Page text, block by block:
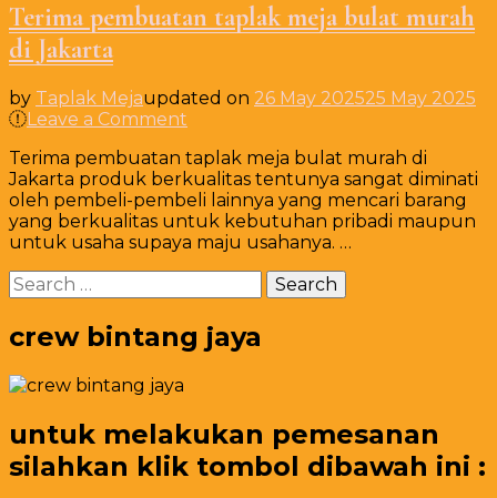
Terima pembuatan taplak meja bulat murah
di Jakarta
by Taplak Mejaupdated on 26 May 202525 May 2025
Leave a Comment
pembuatan
taplak
meja
bulat
murah
di
Terima pembuatan taplak meja bulat murah di
Jakarta produk berkualitas tentunya sangat diminati
oleh pembeli-pembeli lainnya yang mencari barang
yang berkualitas untuk kebutuhan pribadi maupun
untuk usaha supaya maju usahanya. …
Search
for:
crew bintang jaya
untuk melakukan pemesanan
silahkan klik tombol dibawah ini :